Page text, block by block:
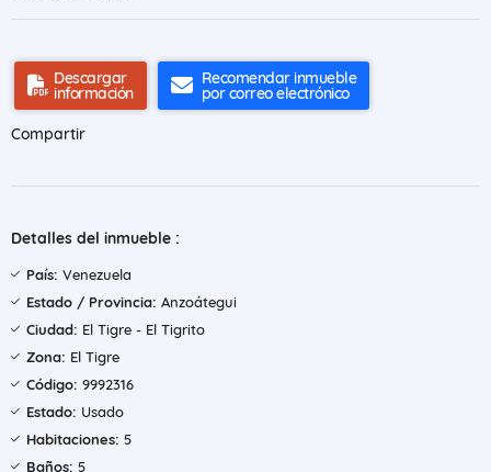
Descargar
información
Recomendar inmueble
por correo electrónico
Compartir
Detalles del inmueble :
País: Venezuela
Estado / Provincia: Anzoátegui
Ciudad: El Tigre - El Tigrito
Zona: El Tigre
Código: 9992316
Estado: Usado
Habitaciones: 5
Baños: 5